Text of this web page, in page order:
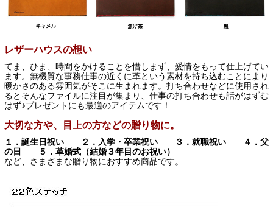
レザーハウスの想い
てま、ひま、時間をかけることを惜しまず、愛情をもって仕上げてい
ます。無機質な事務仕事の近くに革という素材を持ち込むことにより
暖かさのある雰囲気がそこに生まれます。打ち合わせなどに使用され
るとそんなファイルに注目が集まり、仕事の打ち合わせも話がはずむ
はず♪プレゼントにも最適のアイテムです！
大切な方や、目上の方などの贈り物に。
１．誕生日祝い ２．入学・卒業祝い ３．就職祝い ４．父
の日 ５．革婚式（結婚３年目のお祝い）
など、さまざまな贈り物におすすめ商品です。